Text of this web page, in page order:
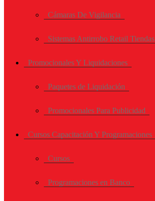
Cámaras De Vigilancia
Sistemas Antirrobo Retail Tiendas
Promocionales Y Liquidaciones
Paquetes de Liquidación
Promocionales Para Publicidad
Cursos Capacitación Y Programaciones
Cursos
Programaciones en Banco